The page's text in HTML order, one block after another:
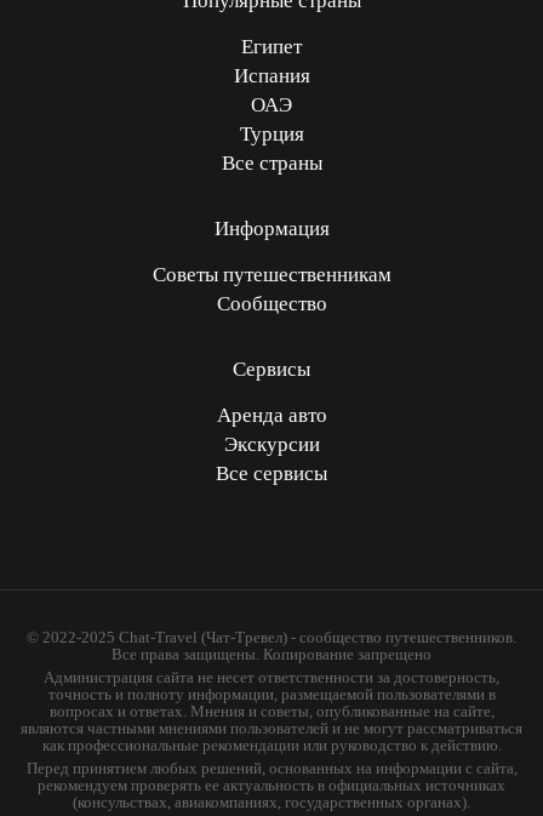
Египет
Испания
ОАЭ
Турция
Все страны
Информация
Советы путешественникам
Сообщество
Сервисы
Аренда авто
Экскурсии
Все сервисы
© 2022-2025 Chat-Travel (Чат-Тревел) - сообщество путешественников.
Все права защищены. Копирование запрещено
Администрация сайта не несет ответственности за достоверность,
точность и полноту информации, размещаемой пользователями в
вопросах и ответах. Мнения и советы, опубликованные на сайте,
являются частными мнениями пользователей и не могут рассматриваться
как профессиональные рекомендации или руководство к действию.
Перед принятием любых решений, основанных на информации с сайта,
рекомендуем проверять ее актуальность в официальных источниках
(консульствах, авиакомпаниях, государственных органах).